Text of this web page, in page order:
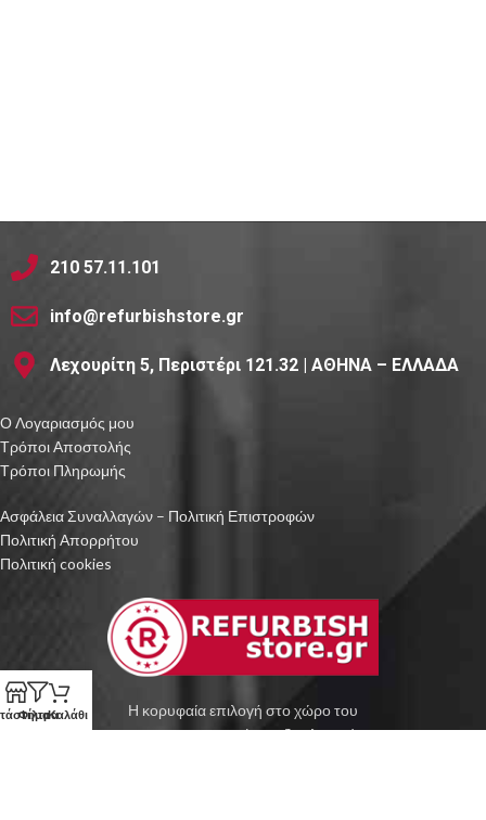
210 57.11.101
info@refurbishstore.gr
Λεχουρίτη 5, Περιστέρι 121.32 | ΑΘΗΝΑ – ΕΛΛΑΔΑ
Ο Λογαριασμός μου
Τρόποι Αποστολής
Τρόποι Πληρωμής
Ασφάλεια Συναλλαγών – Πολιτική Επιστροφών
Πολιτική Απορρήτου
Πολιτική cookies
Η κορυφαία επιλογή στο χώρο του
ανακατασκευασμένου εξοπλισμού.
ΦίλτραΚαλάθι